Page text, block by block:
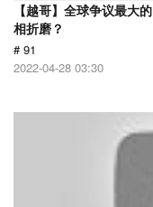
【越哥】全球争议最大
相折磨？
# 91
2022-04-28 03:30